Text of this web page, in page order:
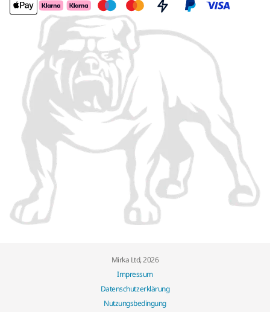
Mirka Ltd, 2026
Impressum
Datenschutzerklärung
Nutzungsbedingung